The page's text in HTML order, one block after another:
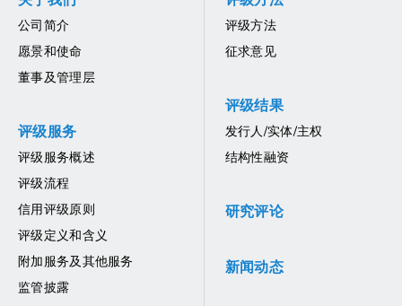
公司简介
愿景和使命
董事及管理层
评级服务
评级服务概述
评级流程
信用评级原则
评级定义和含义
附加服务及其他服务
监管披露
评级方法
征求意见
评级结果
发行人/实体/主权
结构性融资
研究评论
新闻动态